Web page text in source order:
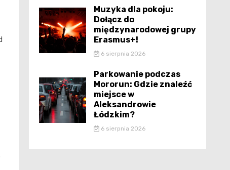
Muzyka dla pokoju:
Dołącz do
międzynarodowej grupy
Erasmus+!
6 sierpnia 2026
Parkowanie podczas
Mororun: Gdzie znaleźć
miejsce w
Aleksandrowie
Łódzkim?
6 sierpnia 2026